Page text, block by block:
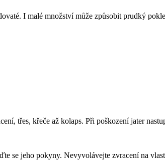
I malé množství může způsobit prudký
třes, křeče až kolaps. Při poškození jater
se jeho pokyny. Nevyvolávejte zvracení na